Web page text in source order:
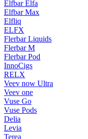
Elfbar Elfa
Elfbar Max
Elfliq
ELFX
Flerbar Liquids
Flerbar M
Flerbar Pod
InnoCigs
RELX
Veev now Ultra
Veev one
Vuse Go
Vuse Pods
Delia
Levia
Terea